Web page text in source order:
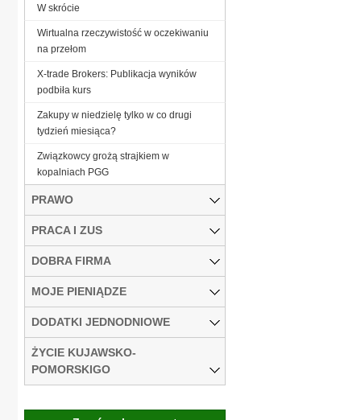
W skrócie
Wirtualna rzeczywistość w oczekiwaniu
na przełom
X-trade Brokers: Publikacja wyników
podbiła kurs
Zakupy w niedzielę tylko w co drugi
tydzień miesiąca?
Związkowcy grożą strajkiem w
kopalniach PGG
PRAWO
PRACA I ZUS
DOBRA FIRMA
MOJE PIENIĄDZE
DODATKI JEDNODNIOWE
ŻYCIE KUJAWSKO-
POMORSKIGO